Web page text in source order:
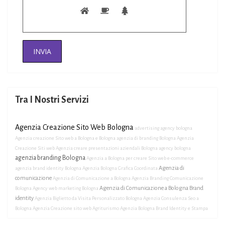
Tra I Nostri Servizi
Agenzia Creazione Sito Web Bologna advertising agency bologna
Agenzia creazione Sito web a Bologna e Bologna agenzia di branding Bologna Agenzia
Creazione Siti web Agenzia creare presentazioni aziendali Bologna agency bologna
agenzia branding Bologna Agenzia a Bologna per creare Sito web e-commerce
agenzia brand identity Bologna Agenzia Bologna Grafica Coordinata Agenzia di
comunicazione Agenzia di Comunicazione a Bologna Agenzia Branding Comunicazione
Bologna Agency web marketing Bologna Agenzia di Comunicazione a Bologna Brand
identity Agenzia Biglietto da Visita Personalizzato Bologna Agenzia Consulenza Seo a
Bologna Agenzia Creazione sito web Agriturismo Agenzia Bologna Brand Identity e Stampa